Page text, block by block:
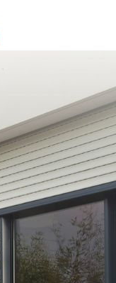
proche de